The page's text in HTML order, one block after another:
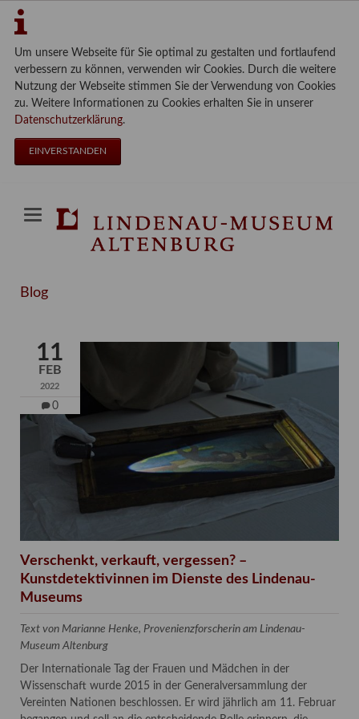
Um unsere Webseite für Sie optimal zu gestalten und fortlaufend
verbessern zu können, verwenden wir Cookies. Durch die weitere
Nutzung der Webseite stimmen Sie der Verwendung von Cookies
zu. Weitere Informationen zu Cookies erhalten Sie in unserer
Datenschutzerklärung.
EINVERSTANDEN
Blog
11
FEB
2022
0
Verschenkt, verkauft, vergessen? –
Kunstdetektivinnen im Dienste des Lindenau-
Museums
Text von Marianne Henke, Provenienzforscherin am Lindenau-
Museum Altenburg
Der Internationale Tag der Frauen und Mädchen in der
Wissenschaft wurde 2015 in der Generalversammlung der
Vereinten Nationen beschlossen. Er wird jährlich am 11. Februar